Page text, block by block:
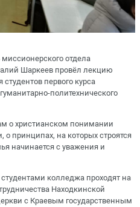
миссионерского отдела
Шаркеев провёл лекцию
первого курса
политехнического
о христианском понимании
о принципах, на которых строятся
начинается с уважения и
колледжа проходят на
Находкинской
с Краевым государственным